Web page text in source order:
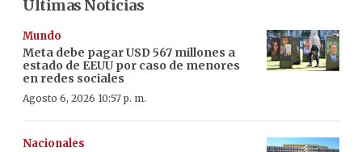
Últimas Noticias
Mundo
Meta debe pagar USD 567 millones a
estado de EEUU por caso de menores
en redes sociales
Agosto 6, 2026 10:57 p. m.
Nacionales